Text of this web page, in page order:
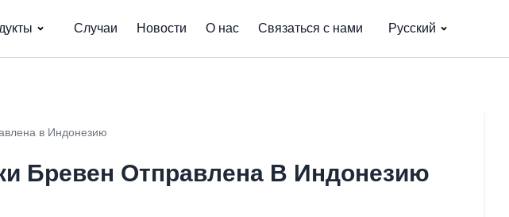
Случаи Новости О нас Связаться с нами Русский
в Индонезию
Бревен Отправлена ​​в Индонезию